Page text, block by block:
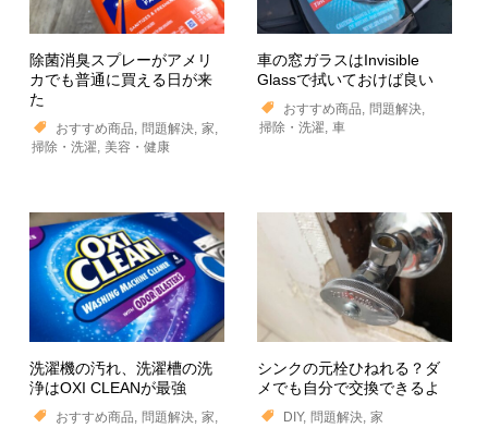
除菌消臭スプレーがアメリ
カでも普通に買える日が来
た
おすすめ商品 問題解決 家
掃除・洗濯 美容・健康
車の窓ガラスはInvisible
Glassで拭いておけば良い
おすすめ商品
問題解決
掃除・洗濯 車
洗濯機の汚れ、洗濯槽の洗
浄はOXI CLEANが最強
おすすめ商品 問題解決 家
シンクの元栓ひねれる？ダ
メでも自分で交換できるよ
DIY 問題解決 家